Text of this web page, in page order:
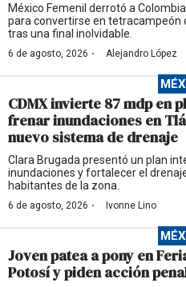
México Femenil derrotó a
para convertirse en tetracampeón
tras una final inolvidable.
6 de agosto, 2026 · Alejandro López
CDMX invierte 87 mdp en
frenar inundaciones en
nuevo sistema de drenaje
Clara Brugada presentó un plan
inundaciones y fortalecer el
habitantes de la zona.
6 de agosto, 2026 · Ivonne Lino
Joven patea a pony en
Potosí y piden acción